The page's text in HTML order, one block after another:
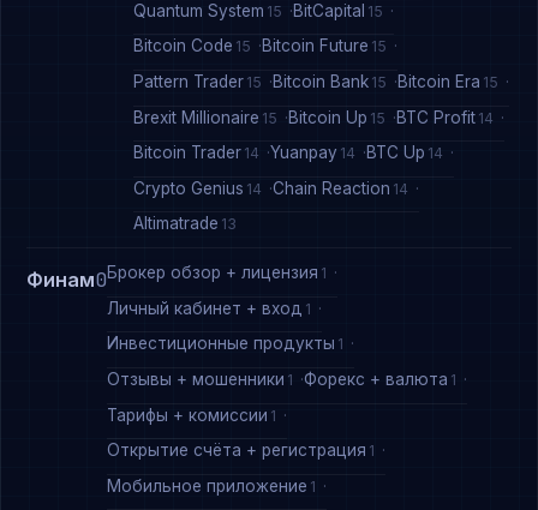
Quantum System 15 BitCapital 15
Bitcoin Code 15 Bitcoin Future 15
Pattern Trader 15 Bitcoin Bank 15 Bitcoin Era 15
Brexit Millionaire 15 Bitcoin Up 15 BTC Profit 14
Bitcoin Trader 14 Yuanpay 14 BTC Up 14
Crypto Genius 14 Chain Reaction 14
Altimatrade 13
Финам0Брокер обзор + лицензия 1
Личный кабинет + вход 1
Инвестиционные продукты 1
Отзывы + мошенники 1 Форекс + валюта 1
Тарифы + комиссии 1
Открытие счёта + регистрация 1
Мобильное приложение 1